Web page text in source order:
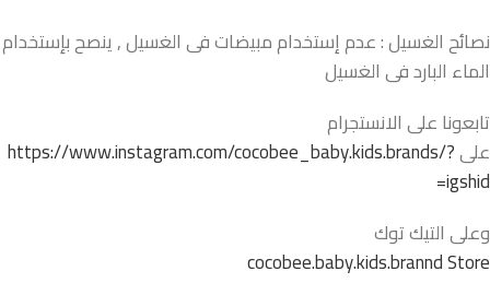
نصائح الغسيل : عدم إستخدام مبيضات فى الغسيل , ينصح بإستخدام
الماء البارد فى الغسيل
تابعونا على الانستجرام
علىhttps://www.instagram.com/cocobee_baby.kids.brands/?
igshid=
وعلى التيك توك
cocobee.baby.kids.brannd Store